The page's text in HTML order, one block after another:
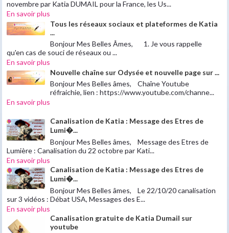
novembre par Katia DUMAIL pour la France, les Us...
En savoir plus
Tous les réseaux sociaux et plateformes de Katia
...
Bonjour Mes Belles Âmes, 1. Je vous rappelle
qu'en cas de souci de réseaux ou ...
En savoir plus
Nouvelle chaîne sur Odysée et nouvelle page sur ...
Bonjour Mes Belles âmes, Chaîne Youtube
réfraichie, lien : https://www.youtube.com/channe...
En savoir plus
Canalisation de Katia : Message des Etres de
Lumi�...
Bonjour Mes Belles âmes, Message des Etres de
Lumière : Canalisation du 22 octobre par Kati...
En savoir plus
Canalisation de Katia : Message des Etres de
Lumi�...
Bonjour Mes Belles âmes, Le 22/10/20 canalisation
sur 3 vidéos : Débat USA, Messages des E...
En savoir plus
Canalisation gratuite de Katia Dumail sur
youtube